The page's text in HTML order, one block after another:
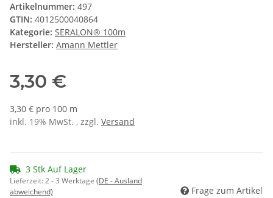
Artikelnummer: 497
GTIN: 4012500040864
Kategorie: SERALON® 100m
Hersteller: Amann Mettler
3,30 €
3,30 € pro 100 m
inkl. 19% MwSt. , zzgl. Versand
3 Stk Auf Lager
Lieferzeit:2 - 3 Werktage (DE - Ausland
abweichend)
Frage zum Artikel